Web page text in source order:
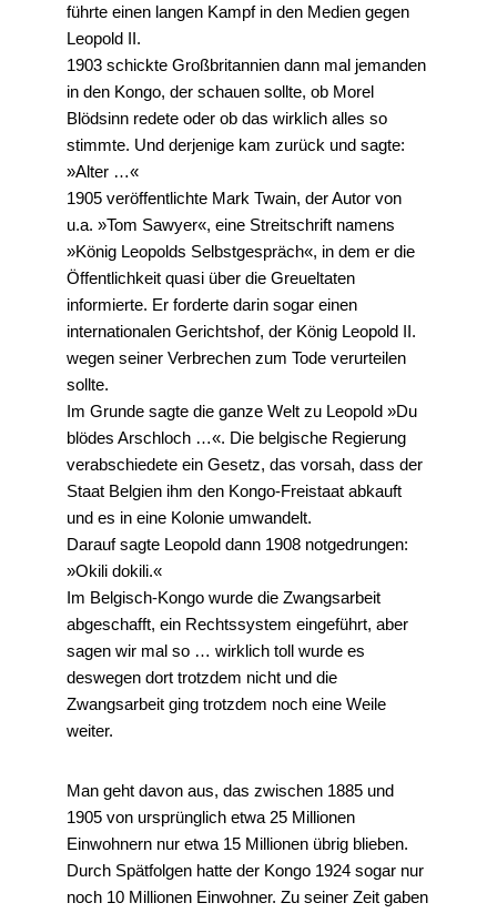
führte einen langen Kampf in den Medien gegen
Leopold II.
1903 schickte Großbritannien dann mal jemanden
in den Kongo, der schauen sollte, ob Morel
Blödsinn redete oder ob das wirklich alles so
stimmte. Und derjenige kam zurück und sagte:
»Alter …«
1905 veröffentlichte Mark Twain, der Autor von
u.a. »Tom Sawyer«, eine Streitschrift namens
»König Leopolds Selbstgespräch«, in dem er die
Öffentlichkeit quasi über die Greueltaten
informierte. Er forderte darin sogar einen
internationalen Gerichtshof, der König Leopold II.
wegen seiner Verbrechen zum Tode verurteilen
sollte.
Im Grunde sagte die ganze Welt zu Leopold »Du
blödes Arschloch …«. Die belgische Regierung
verabschiedete ein Gesetz, das vorsah, dass der
Staat Belgien ihm den Kongo-Freistaat abkauft
und es in eine Kolonie umwandelt.
Darauf sagte Leopold dann 1908 notgedrungen:
»Okili dokili.«
Im Belgisch-Kongo wurde die Zwangsarbeit
abgeschafft, ein Rechtssystem eingeführt, aber
sagen wir mal so … wirklich toll wurde es
deswegen dort trotzdem nicht und die
Zwangsarbeit ging trotzdem noch eine Weile
weiter.
Man geht davon aus, das zwischen 1885 und
1905 von ursprünglich etwa 25 Millionen
Einwohnern nur etwa 15 Millionen übrig blieben.
Durch Spätfolgen hatte der Kongo 1924 sogar nur
noch 10 Millionen Einwohner. Zu seiner Zeit gaben